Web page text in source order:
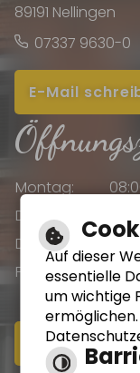
89191 Nellingen
07337 9630-0
E-Mail
Montag:
Dienstag:
Donnerstag:
Freitag:
Online-
Auf dieser
essentielle
um wichtige